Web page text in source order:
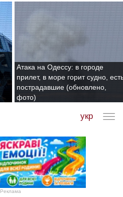
Атака на Одессу: в городе
прилет, в море горит судно,
пострадавшие (обновлено,
фото)
укр
Реклама